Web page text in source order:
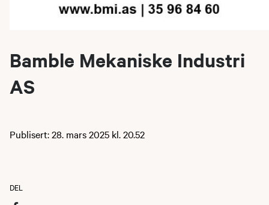
Bamble Mekaniske Industri
AS
Publisert: 28. mars 2025 kl. 20.52
DEL